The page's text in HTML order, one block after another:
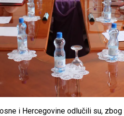
i Hercegovine odlučili su,